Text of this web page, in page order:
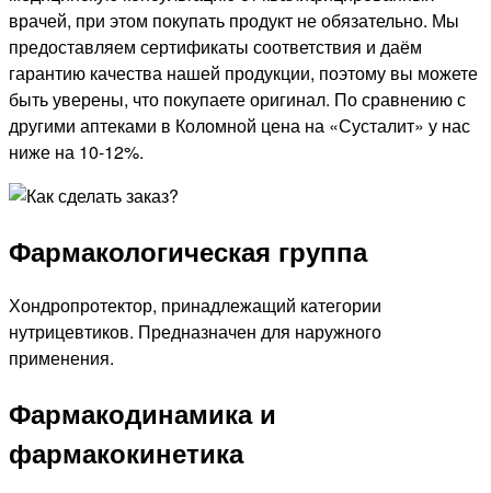
врачей, при этом покупать продукт не обязательно. Мы
предоставляем сертификаты соответствия и даём
гарантию качества нашей продукции, поэтому вы можете
быть уверены, что покупаете оригинал. По сравнению с
другими аптеками в Коломной цена на «Сусталит» у нас
ниже на 10-12%.
Фармакологическая группа
Хондропротектор, принадлежащий категории
нутрицевтиков. Предназначен для наружного
применения.
Фармакодинамика и
фармакокинетика